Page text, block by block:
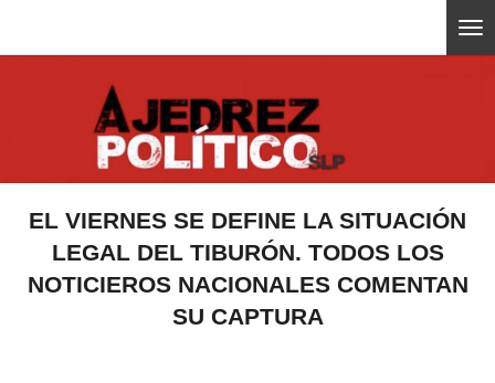
al
EL VIERNES SE DEFINE LA SITUACIÓN
LEGAL DEL TIBURÓN. TODOS LOS
NOTICIEROS NACIONALES COMENTAN
SU CAPTURA